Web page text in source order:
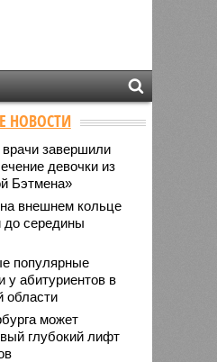
НОВОСТИ
завершили
девочки из
Бэтмена»
внешнем кольце
середины
популярные
у абитуриентов в
области
может
глубокий лифт